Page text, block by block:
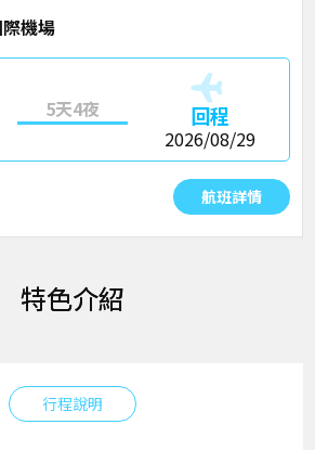
機場
5天4夜 回程
2026/08/29
航班詳情
特色介紹
行程說明